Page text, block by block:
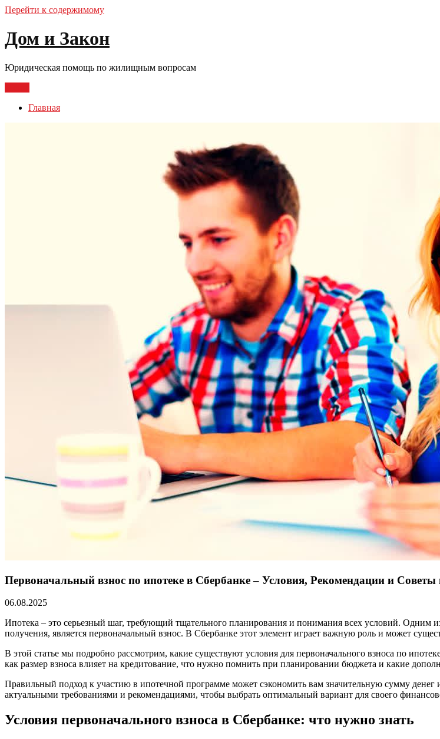
Перейти к содержимому
Дом и Закон
Юридическая помощь по жилищным вопросам
Главная
Первоначальный взнос по ипотеке в Сбербанке – Условия, Рекомендации и
06.08.2025
Ипотека – это серьезный шаг, требующий тщательного планирования и понимания всех условий. Одним
получения, является первоначальный взнос. В Сбербанке этот элемент играет важную роль и может
В этой статье мы подробно рассмотрим, какие существуют условия для первоначального взноса по
как размер взноса влияет на кредитование, что нужно помнить при планировании бюджета и какие
Правильный подход к участию в ипотечной программе может сэкономить вам значительную сумму
актуальными требованиями и рекомендациями, чтобы выбрать оптимальный вариант для своего
Условия первоначального взноса в Сбербанке: что нужно знать